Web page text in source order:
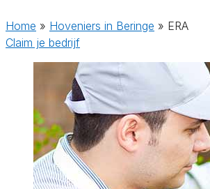
Home » Hoveniers in Beringe » ERA
Claim je bedrijf